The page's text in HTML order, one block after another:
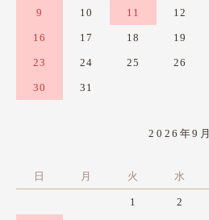
9 10 11 12
16 17 18 19
23 24 25 26
30 31
2026年9月
日 月 火 水
1 2